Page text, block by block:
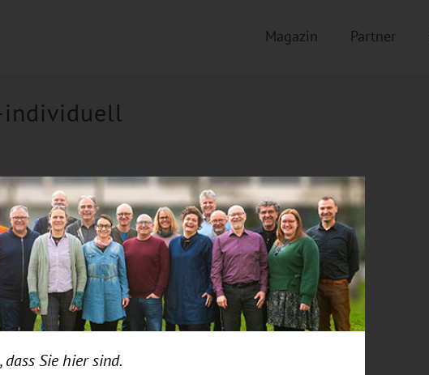
Magazin Partner
individuell
dass Sie hier sind.